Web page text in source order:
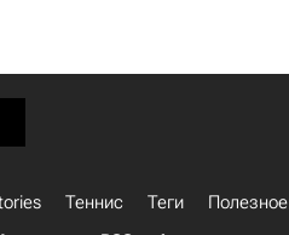
Теннис Теги
Полезное